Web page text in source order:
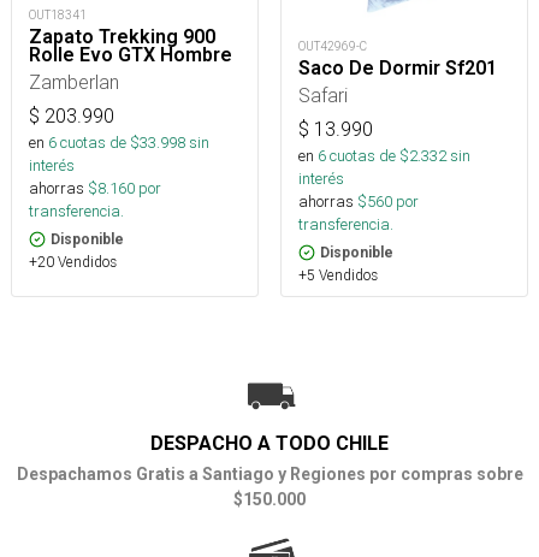
OUT18341
Zapato Trekking 900
Rolle Evo GTX Hombre
Zamberlan
$ 203.990
en 6cuotas de $33.998sin
interés
ahorras $8.160 por
transferencia.
Disponible
+20 Vendidos
OUT42969-C
Saco De Dormir Sf201
Safari
$ 13.990
en 6cuotas de $2.332sin
interés
ahorras $560 por
transferencia.
Disponible
+5 Vendidos
DESPACHO A TODO CHILE
Despachamos Gratis a Santiago y Regiones por compras sobre
$150.000